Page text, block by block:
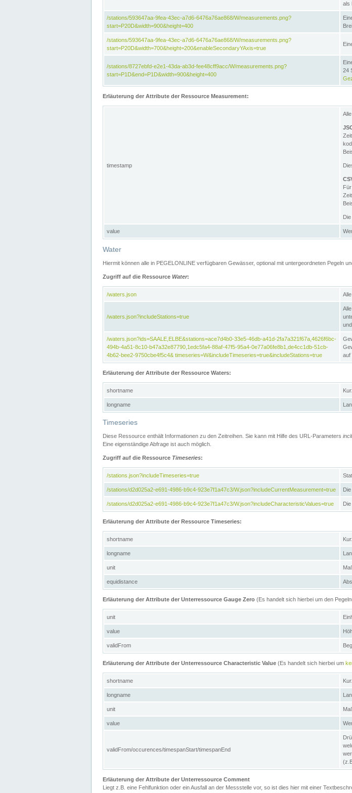
als
/stations/593647aa-9fea-43ec-a7d6-6476a76ae868/W/measurements.png?
start=P20D&width=900&height=400
/stations/593647aa-9fea-43ec-a7d6-6476a76ae868/W/measurements.png?
start=P20D&width=700&height=200&enableSecondaryYAxis=true
/stations/8727ebfd-e2e1-43da-ab3d-fee48cff9acc/W/measurements.png?
start=P1D&end=P1D&width=900&height=400
24
Erläuterung der Attribute der Ressource Measurement:
timestamp
value
Water
Hiermit können alle in PEGELONLINE verfügbaren Gewässer, optional mit untergeordneten Pegeln
Zugriff auf die Ressource Water:
/waters.json
/waters.json?includeStations=true
und
/waters.json?ids=SAALE,ELBE&stations=ace7d4b0-33e5-46db-a41d-2fa7a321f67a,4626f6bc-
494b-4a51-8c10-b47a32e87790,1edc5fa4-88af-47f5-95a4-0e77a06fe8b1,de4cc1db-51cb-
4b62-bee2-9750cbe4f5c4& timeseries=W&includeTimeseries=true&includeStations=true
auf
Erläuterung der Attribute der Ressource Waters:
shortname
longname
Timeseries
Diese Ressource enthält Informationen zu den Zeitreihen. Sie kann mit Hilfe des URL-Parameters
Eine eigenständige Abfrage ist auch möglich.
Zugriff auf die Ressource Timeseries:
/stations.json?includeTimeseries=true
/stations/d2d025a2-e691-4986-b9c4-923e7f1a47c3/W.json?includeCurrentMeasurement=true
/stations/d2d025a2-e691-4986-b9c4-923e7f1a47c3/W.json?includeCharacteristicValues=true
Erläuterung der Attribute der Ressource Timeseries:
shortname
longname
unit
equidistance
Erläuterung der Attribute der Unterressource Gauge Zero (Es handelt sich hierbei um den
unit
value
validFrom
Erläuterung der Attribute der Unterressource Characteristic Value (Es handelt sich hierbei um
shortname
longname
unit
value
validFrom/occurences/timespanStart/timespanEnd
Erläuterung der Attribute der Unterressource Comment
Liegt z.B. eine Fehlfunktion oder ein Ausfall an der Messstelle vor, so ist dies hier mit einer